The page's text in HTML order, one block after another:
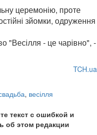
церемонію, проте
зйомки, одруження
"Весілля - це чарівно", -
TCH.ua
, весілля
текст с ошибкой и
об этом редакции